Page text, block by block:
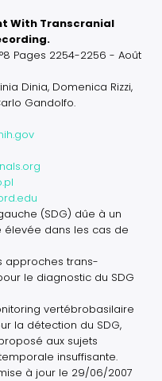
With Transcranial
Pages 2254-2256 - Août
Dinia, Domenica Rizzi,
Gandolfo.
(SDG) dûe à un
dans les cas de
approches trans-
le diagnostic du SDG
vertébrobasilaire
la détection du SDG,
aux sujets
insuffisante.
à jour le 29/06/2007